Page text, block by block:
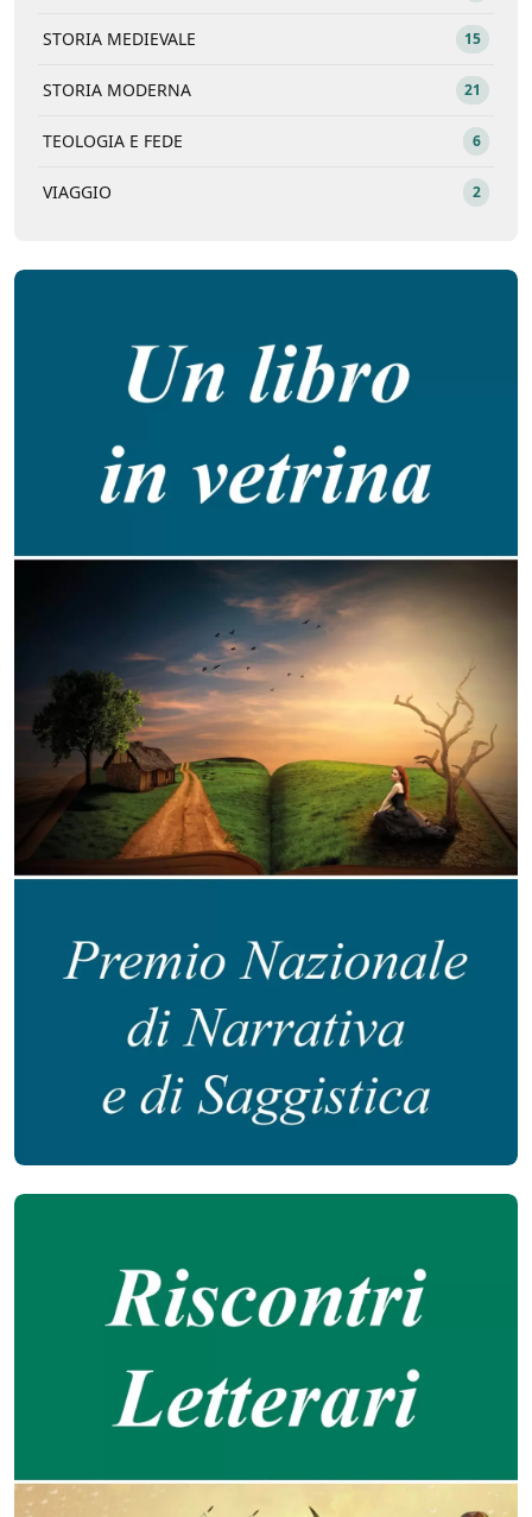
STORIA MEDIEVALE 15
STORIA MODERNA 21
TEOLOGIA E FEDE 6
VIAGGIO 2